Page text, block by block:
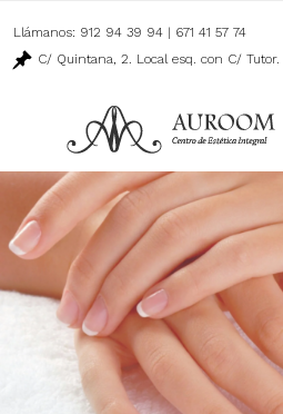
Llámanos: 912 94 39 94 | 671 41 57 74
C/ Quintana, 2. Local esq. con C/